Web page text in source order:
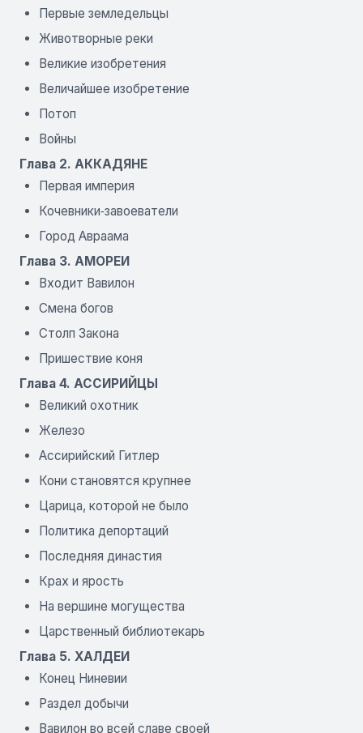
Первые земледельцы
Животворные реки
Великие изобретения
Величайшее изобретение
Потоп
Войны
Глава 2. АККАДЯНЕ
Первая империя
Кочевники‑завоеватели
Город Авраама
Глава 3. АМОРЕИ
Входит Вавилон
Смена богов
Столп Закона
Пришествие коня
Глава 4. АССИРИЙЦЫ
Великий охотник
Железо
Ассирийский Гитлер
Кони становятся крупнее
Царица, которой не было
Политика депортаций
Последняя династия
Крах и ярость
На вершине могущества
Царственный библиотекарь
Глава 5. ХАЛДЕИ
Конец Ниневии
Раздел добычи
Вавилон во всей славе своей